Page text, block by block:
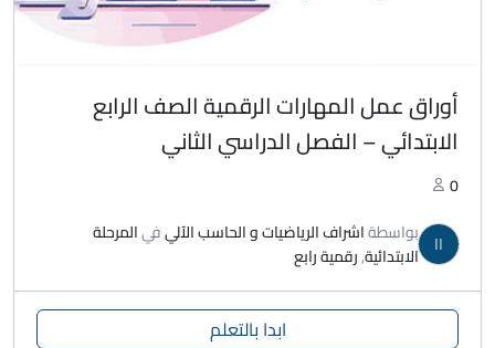
أوراق عمل المهارات الرقمية الصف الرابع
الابتدائي – الفصل الدراسي الثاني
0
اا بواسطةاشراف الرياضيات و الحاسب الآليفيالمرحلة
الابتدائية,رقمية رابع
ابدا بالتعلم